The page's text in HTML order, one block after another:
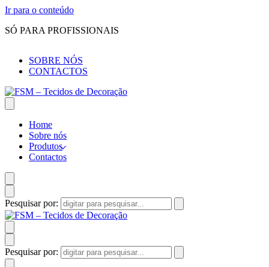
Ir para o conteúdo
SÓ PARA PROFISSIONAIS
SOBRE NÓS
CONTACTOS
Home
Sobre nós
Produtos
Contactos
Pesquisar por:
Pesquisar por: